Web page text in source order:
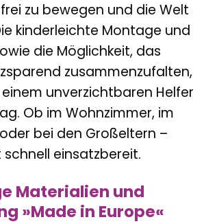
zu bewegen und die Welt
kinderleichte Montage und
die Möglichkeit, das
zusammenzufalten,
unverzichtbaren Helfer
Ob im Wohnzimmer, im
bei den Großeltern –
schnell einsatzbereit.
Materialien und
»Made in Europe«